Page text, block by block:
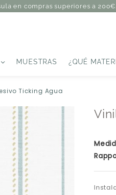
en compras superiores a
MUESTRAS ¿QUÉ
Ticking Agua